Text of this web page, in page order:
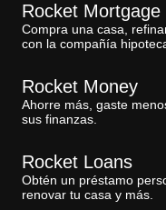
Rocket Mortgage
Compra una casa,
con la compañía
Rocket Money
Ahorre más, gaste
sus finanzas.
Rocket Loans
Obtén un préstamo
renovar tu casa y más.